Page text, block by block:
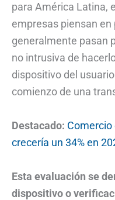
para América Latina,
empresas piensan en
generalmente pasan
no intrusiva de
dispositivo del
comienzo de una
Destacado:
crecería un 34% en
Esta evaluación se
dispositivo o